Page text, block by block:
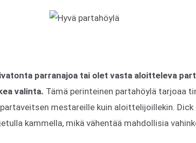
parranajoa tai olet vasta aloitteleva
valinta. Tämä perinteinen partahöylä tarjoaa
mestareille kuin aloittelijoillekin.
kammella, mikä vähentää mahdollisia